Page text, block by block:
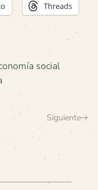
Threads
social
Siguiente